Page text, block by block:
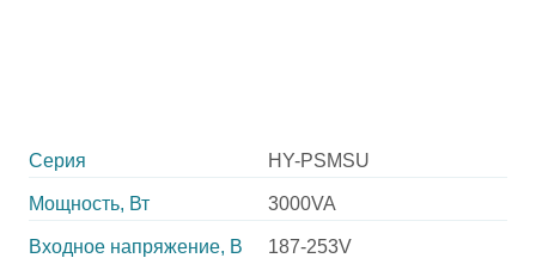
Серия HY-PSMSU
Мощность, Вт 3000VA
Входное напряжение, В 187-253V